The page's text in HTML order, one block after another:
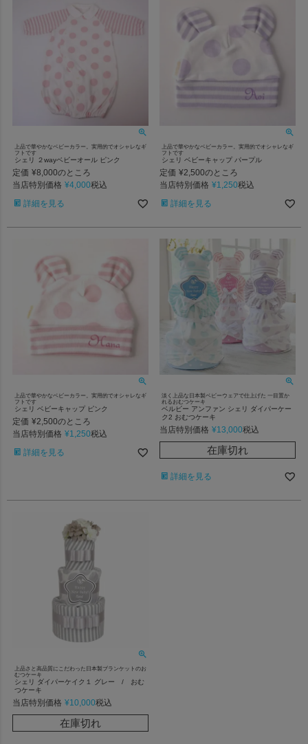
上品で華やかなベビーカラー。実用的でオシャレなギ
フトです
シェリ ２wayベビーオール ピンク
定価 ¥8,000のところ
当店特別価格 ¥4,000税込
詳細を見る
上品で華やかなベビーカラー。実用的でオシャレなギ
フトです
シェリ ベビーキャップ パープル
定価 ¥2,500のところ
当店特別価格 ¥1,250税込
詳細を見る
上品で華やかなベビーカラー。実用的でオシャレなギ
フトです
シェリ ベビーキャップ ピンク
定価 ¥2,500のところ
当店特別価格 ¥1,250税込
詳細を見る
淡く上品な日本製ベビーウェアで仕上げた 一目置か
れるおむつケーキ
ベルビー アンファン シェリ ダイパーケー
ク2 おむつケーキ
当店特別価格 ¥13,000税込
在庫切れ
詳細を見る
上品さと高品質にこだわった日本製ブランケットのお
むつケーキ
シェリ ダイパーケイク１ グレー / おむ
つケーキ
当店特別価格 ¥10,000税込
在庫切れ